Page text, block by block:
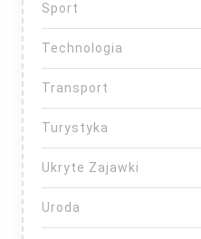
Sport
Technologia
Transport
Turystyka
Ukryte Zajawki
Uroda